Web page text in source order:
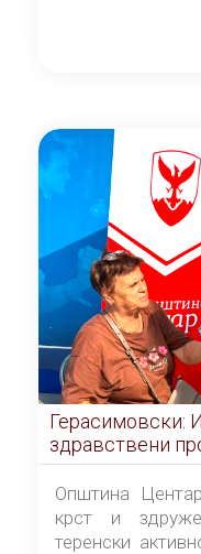
Герасимовски:
здравствени
граѓаните во
Општина
крст и
теренски